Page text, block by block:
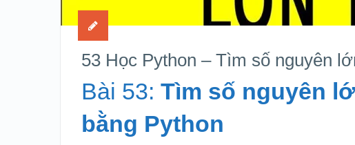
53 Học Python – Tìm số nguyên
Bài 53:Tìm số nguyên
bằng Python